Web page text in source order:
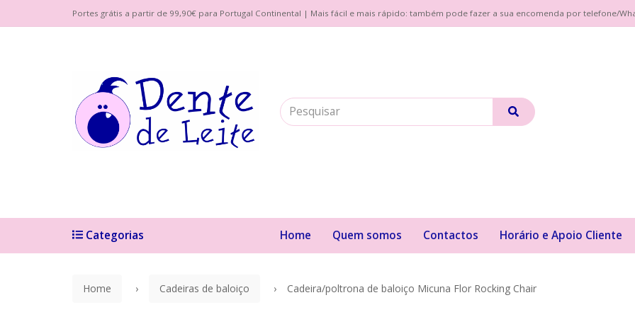
Portes grátis a partir de 99,90€ para Portugal Continental | Mais fácil e mais rápido: também pode fazer a sua encomenda por telefone/
Home Quem somos Contactos Horário e Apoio Cliente
Categorias
Home Cadeiras de baloiço Cadeira/poltrona de baloiço Micuna Flor Rocking Chair